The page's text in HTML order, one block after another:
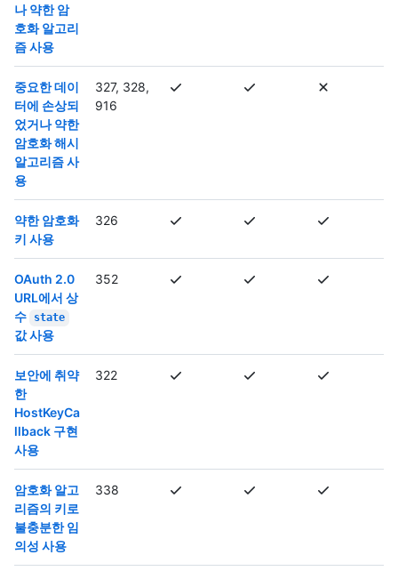
나 약한 암
호화 알고리
즘 사용
중요한 데이
터에 손상되
었거나 약한
암호화 해시
알고리즘 사
용
327, 328,
916
약한 암호화
키 사용
326
OAuth 2.0
URL에서 상
수
state
값 사용
352
보안에 취약
한
HostKeyCa
llback 구현
사용
322
암호화 알고
리즘의 키로
불충분한 임
의성 사용
338